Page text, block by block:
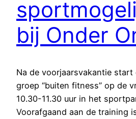
bij Onder
Na de voorjaarsvakantie start
groep “buiten fitness” op de
10.30-11.30 uur in het
Voorafgaand aan de training